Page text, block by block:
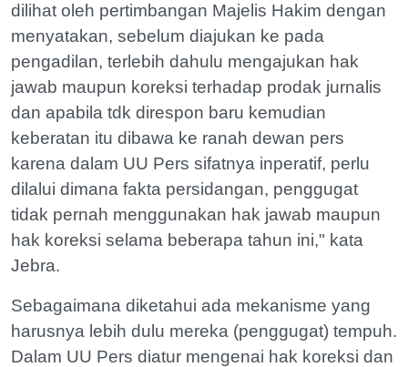
dilihat oleh pertimbangan Majelis Hakim dengan
menyatakan, sebelum diajukan ke pada
pengadilan, terlebih dahulu mengajukan hak
jawab maupun koreksi terhadap prodak jurnalis
dan apabila tdk direspon baru kemudian
keberatan itu dibawa ke ranah dewan pers
karena dalam UU Pers sifatnya inperatif, perlu
dilalui dimana fakta persidangan, penggugat
tidak pernah menggunakan hak jawab maupun
hak koreksi selama beberapa tahun ini," kata
Jebra.
Sebagaimana diketahui ada mekanisme yang
harusnya lebih dulu mereka (penggugat) tempuh.
Dalam UU Pers diatur mengenai hak koreksi dan